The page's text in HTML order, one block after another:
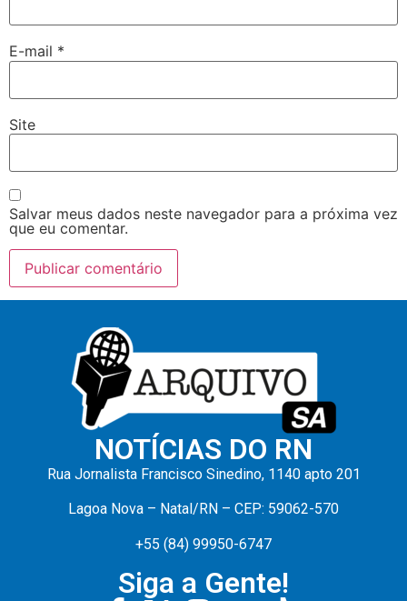
E-mail *
Site
Salvar meus dados neste navegador para a próxima vez
que eu comentar.
NOTÍCIAS DO RN
Rua Jornalista Francisco Sinedino, 1140 apto 201
Lagoa Nova – Natal/RN – CEP: 59062-570
+55 (84) 99950-6747
Siga a Gente!